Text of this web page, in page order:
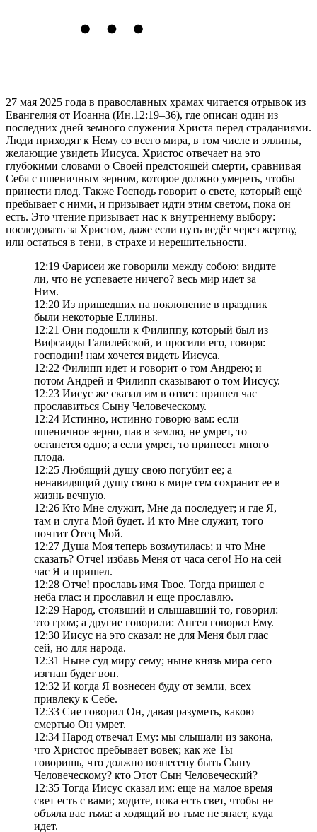
27 мая 2025 года в православных храмах читается отрывок из
Евангелия от Иоанна (Ин.12:19–36), где описан один из
последних дней земного служения Христа перед страданиями.
Люди приходят к Нему со всего мира, в том числе и эллины,
желающие увидеть Иисуса. Христос отвечает на это
глубокими словами о Своей предстоящей смерти, сравнивая
Себя с пшеничным зерном, которое должно умереть, чтобы
принести плод. Также Господь говорит о свете, который ещё
пребывает с ними, и призывает идти этим светом, пока он
есть. Это чтение призывает нас к внутреннему выбору:
последовать за Христом, даже если путь ведёт через жертву,
или остаться в тени, в страхе и нерешительности.
12:19 Фарисеи же говорили между собою: видите
ли, что не успеваете ничего? весь мир идет за
Ним.
12:20 Из пришедших на поклонение в праздник
были некоторые Еллины.
12:21 Они подошли к Филиппу, который был из
Вифсаиды Галилейской, и просили его, говоря:
господин! нам хочется видеть Иисуса.
12:22 Филипп идет и говорит о том Андрею; и
потом Андрей и Филипп сказывают о том Иисусу.
12:23 Иисус же сказал им в ответ: пришел час
прославиться Сыну Человеческому.
12:24 Истинно, истинно говорю вам: если
пшеничное зерно, пав в землю, не умрет, то
останется одно; а если умрет, то принесет много
плода.
12:25 Любящий душу свою погубит ее; а
ненавидящий душу свою в мире сем сохранит ее в
жизнь вечную.
12:26 Кто Мне служит, Мне да последует; и где Я,
там и слуга Мой будет. И кто Мне служит, того
почтит Отец Мой.
12:27 Душа Моя теперь возмутилась; и что Мне
сказать? Отче! избавь Меня от часа сего! Но на сей
час Я и пришел.
12:28 Отче! прославь имя Твое. Тогда пришел с
неба глас: и прославил и еще прославлю.
12:29 Народ, стоявший и слышавший то, говорил:
это гром; а другие говорили: Ангел говорил Ему.
12:30 Иисус на это сказал: не для Меня был глас
сей, но для народа.
12:31 Ныне суд миру сему; ныне князь мира сего
изгнан будет вон.
12:32 И когда Я вознесен буду от земли, всех
привлеку к Себе.
12:33 Сие говорил Он, давая разуметь, какою
смертью Он умрет.
12:34 Народ отвечал Ему: мы слышали из закона,
что Христос пребывает вовек; как же Ты
говоришь, что должно вознесену быть Сыну
Человеческому? кто Этот Сын Человеческий?
12:35 Тогда Иисус сказал им: еще на малое время
свет есть с вами; ходите, пока есть свет, чтобы не
объяла вас тьма: а ходящий во тьме не знает, куда
идет.